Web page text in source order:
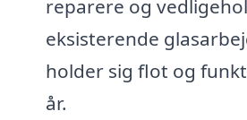
reparere og
eksisterende
holder sig flot og
år.